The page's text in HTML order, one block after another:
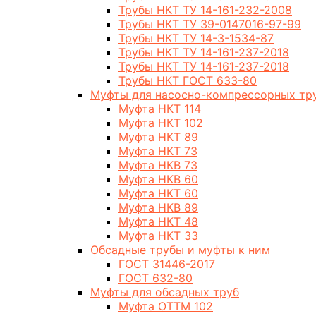
Трубы НКТ ТУ 14-161-232-2008
Трубы НКТ ТУ 39-0147016-97-99
Трубы НКТ ТУ 14-3-1534-87
Трубы НКТ ТУ 14-161-237-2018
Трубы НКТ ТУ 14-161-237-2018
Трубы НКТ ГОСТ 633-80
Муфты для насосно-компрессорных
Муфта НКТ 114
Муфта НКТ 102
Муфта НКТ 89
Муфта НКТ 73
Муфта НКВ 73
Муфта НКВ 60
Муфта НКТ 60
Муфта НКВ 89
Муфта НКТ 48
Муфта НКТ 33
Обсадные трубы и муфты к ним
ГОСТ 31446-2017
ГОСТ 632-80
Муфты для обсадных труб
Муфта ОТТМ 102